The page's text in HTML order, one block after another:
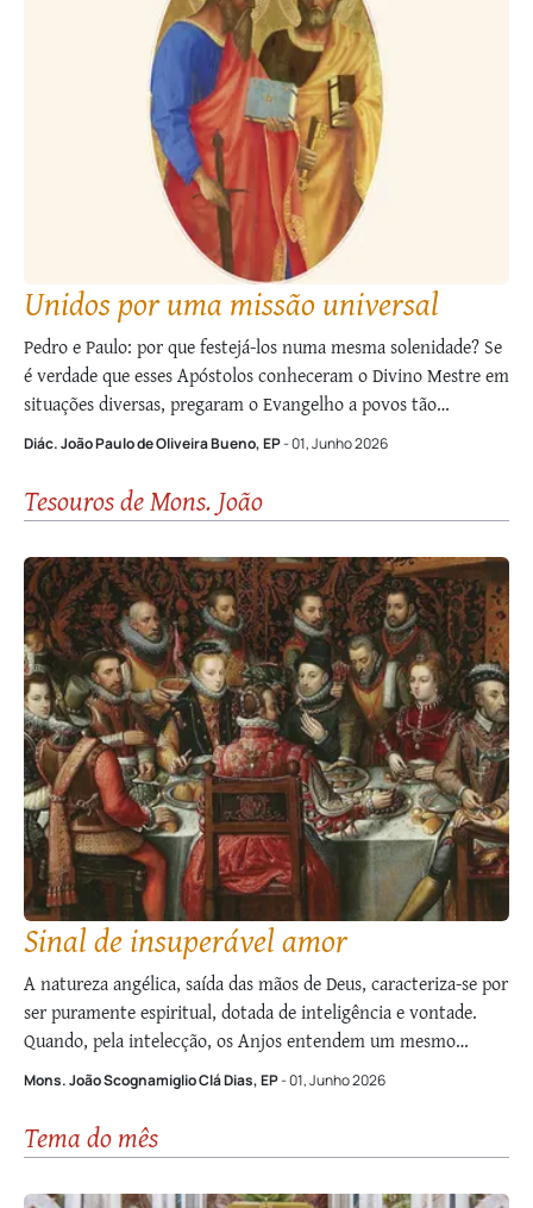
Unidos por uma missão universal
Pedro e Paulo: por que festejá-los numa mesma solenidade? Se
é verdade que ­esses Apóstolos conheceram o Divino Mestre em
situações diversas, pregaram o Evangelho a povos tão
diferentes e foram martirizados de modos distintos, não
pareceria mais razoável que a Liturgia, por exemplo, unisse em
uma só celebração São …
Diác. João Paulo de Oliveira Bueno, EP- 01, Junho 2026
Tesouros de Mons. João
Sinal de insuperável amor
A natureza angélica, saída das mãos de Deus, caracteriza-se por
ser puramente espiritual, dotada de inteligência e vontade.
Quando, pela intelecção, os Anjos entendem um mesmo
princípio e amam esse ideal, eles se unem entre si. As ideias
são também fator de união entre os homens, mas, já no
Paraíso …
Mons. João Scognamiglio Clá Dias, EP- 01, Junho 2026
Tema do mês